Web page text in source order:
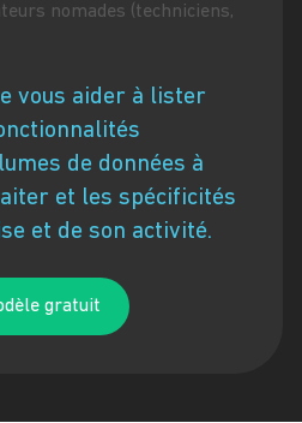
nomades (techniciens,
vous aider à lister
de données à
et les spécificités
et de son activité.
gratuit